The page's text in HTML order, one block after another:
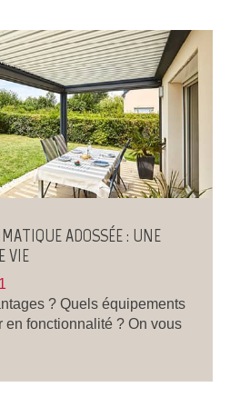
ADOSSÉE : UNE
VIE
? Quels équipements
en fonctionnalité ? On vous